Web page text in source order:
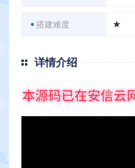
搭建难度 ★
详情介绍